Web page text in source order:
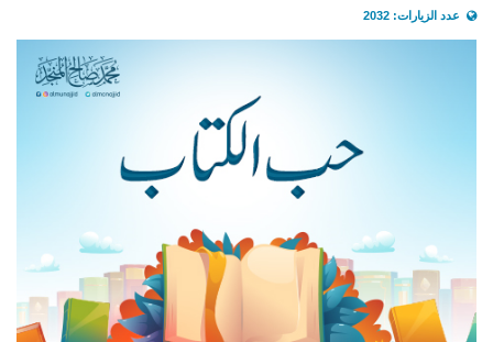
عدد الزيارات: 2032